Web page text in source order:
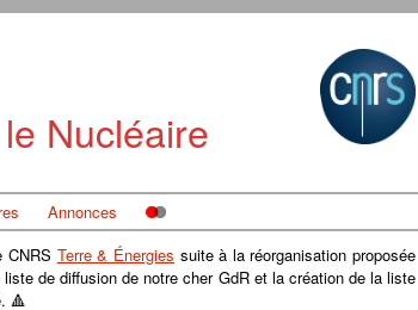
Nucléaire
Annonces
CNRS Terre & Énergies suite à la réorganisation proposée
de diffusion de notre cher GdR et la création de la liste
🔺